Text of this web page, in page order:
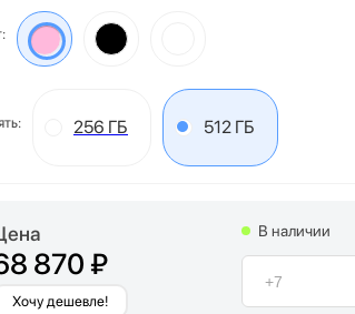
256 ГБ 512 ГБ
870 ₽
Хочу дешевле!
В наличии